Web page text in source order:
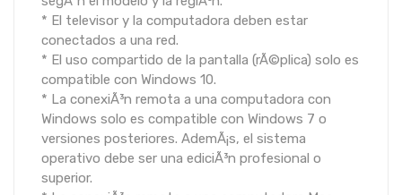
* El televisor y la computadora deben estar
conectados a una red.
* El uso compartido de la pantalla (rÃ©plica) solo es
compatible con Windows 10.
* La conexiÃ³n remota a una computadora con
Windows solo es compatible con Windows 7 o
versiones posteriores. AdemÃ¡s, el sistema
operativo debe ser una ediciÃ³n profesional o
superior.